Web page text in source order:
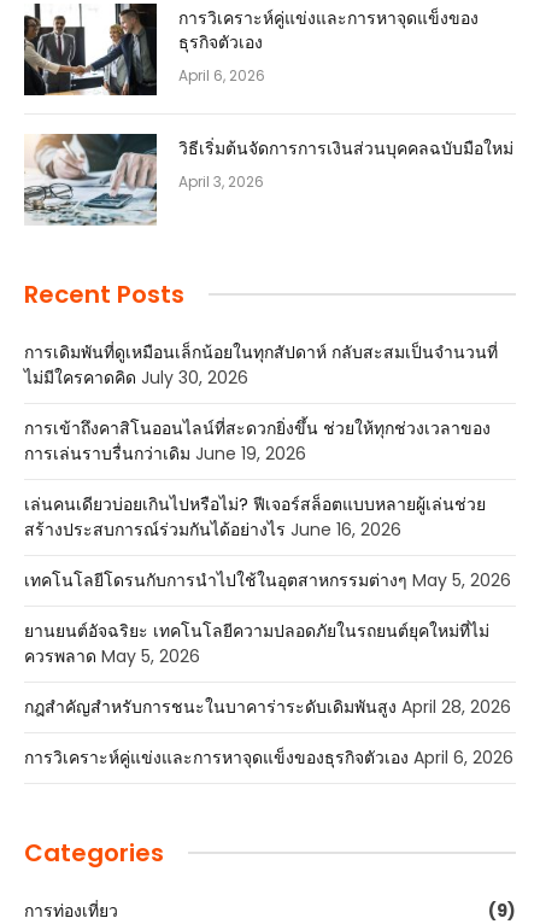
การวิเคราะห์คู่แข่งและการหาจุดแข็งของ
ธุรกิจตัวเอง
April 6, 2026
วิธีเริ่มต้นจัดการการเงินส่วนบุคคลฉบับมือใหม่
April 3, 2026
Recent Posts
การเดิมพันที่ดูเหมือนเล็กน้อยในทุกสัปดาห์ กลับสะสมเป็นจำนวนที่
ไม่มีใครคาดคิด July 30, 2026
การเข้าถึงคาสิโนออนไลน์ที่สะดวกยิ่งขึ้น ช่วยให้ทุกช่วงเวลาของ
การเล่นราบรื่นกว่าเดิม June 19, 2026
เล่นคนเดียวบ่อยเกินไปหรือไม่? ฟีเจอร์สล็อตแบบหลายผู้เล่นช่วย
สร้างประสบการณ์ร่วมกันได้อย่างไร June 16, 2026
เทคโนโลยีโดรนกับการนำไปใช้ในอุตสาหกรรมต่างๆ May 5, 2026
ยานยนต์อัจฉริยะ เทคโนโลยีความปลอดภัยในรถยนต์ยุคใหม่ที่ไม่
ควรพลาด May 5, 2026
กฎสำคัญสำหรับการชนะในบาคาร่าระดับเดิมพันสูง April 28, 2026
การวิเคราะห์คู่แข่งและการหาจุดแข็งของธุรกิจตัวเอง April 6, 2026
Categories
การท่องเที่ยว
(9)